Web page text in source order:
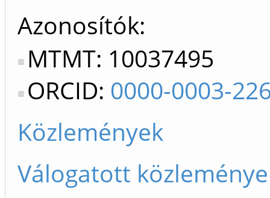
Azonosítók
MTMT: 10037495
ORCID: 0000-0003-
Közlemények
Válogatott